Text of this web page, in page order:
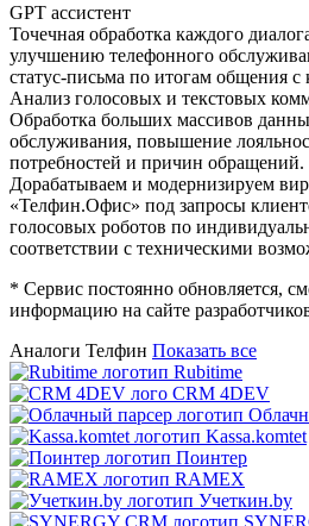
GPT ассистент
Точечная обработка каждого
улучшению телефонного
статус-письма по итогам общения
Анализ голосовых и текстовых
Обработка больших массивов
обслуживания, повышение
потребностей и причин обращений.
Дорабатываем и модернизируем
«Телфин.Офис» под запросы
голосовых роботов по
соответствии с техническими
* Сервис постоянно обновляется,
информацию на сайте
Аналоги Телфин Показать все
Rubitime
CRM 4DEV
Kassa.komtet
Поинтер
RAMEX
Учеткин.by